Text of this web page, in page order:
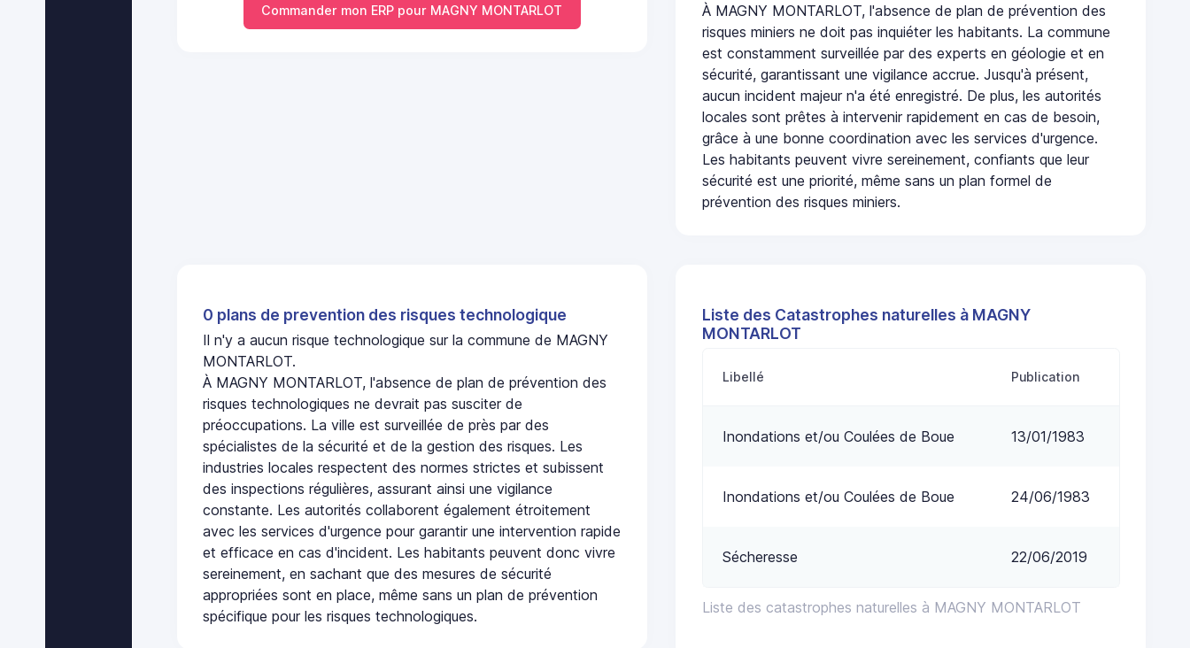
Commander mon ERP pour MAGNY MONTARLOT
À MAGNY MONTARLOT, l'absence de plan de prévention des
risques miniers ne doit pas inquiéter les habitants. La commune
est constamment surveillée par des experts en géologie et en
sécurité, garantissant une vigilance accrue. Jusqu'à présent,
aucun incident majeur n'a été enregistré. De plus, les autorités
locales sont prêtes à intervenir rapidement en cas de besoin,
grâce à une bonne coordination avec les services d'urgence.
Les habitants peuvent vivre sereinement, confiants que leur
sécurité est une priorité, même sans un plan formel de
prévention des risques miniers.
0 plans de prevention des risques technologique
Il n'y a aucun risque technologique sur la commune de MAGNY
MONTARLOT.
À MAGNY MONTARLOT, l'absence de plan de prévention des
risques technologiques ne devrait pas susciter de
préoccupations. La ville est surveillée de près par des
spécialistes de la sécurité et de la gestion des risques. Les
industries locales respectent des normes strictes et subissent
des inspections régulières, assurant ainsi une vigilance
constante. Les autorités collaborent également étroitement
avec les services d'urgence pour garantir une intervention rapide
et efficace en cas d'incident. Les habitants peuvent donc vivre
sereinement, en sachant que des mesures de sécurité
appropriées sont en place, même sans un plan de prévention
spécifique pour les risques technologiques.
Liste des Catastrophes naturelles à MAGNY
MONTARLOT
Liste des catastrophes naturelles à MAGNY MONTARLOT
Libellé Publication
Inondations et/ou Coulées de Boue 13/01/1983
Inondations et/ou Coulées de Boue 24/06/1983
Sécheresse 22/06/2019